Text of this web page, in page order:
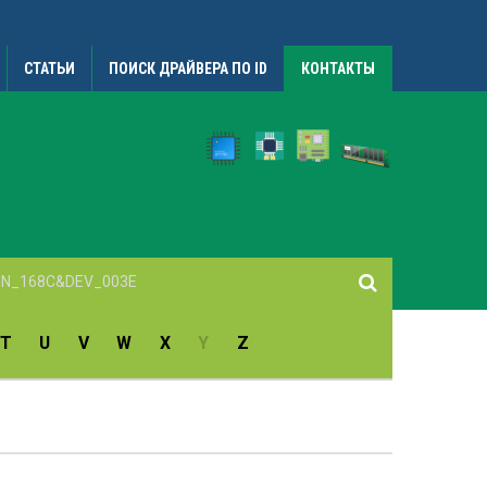
СТАТЬИ ПОИСК ДРАЙВЕРА ПО ID КОНТАКТЫ
T U V W X Y Z